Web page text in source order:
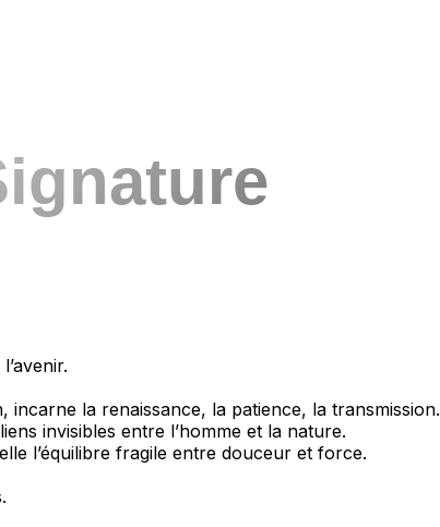
la renaissance, la patience, la transmission.
invisibles entre l’homme et la nature.
l’équilibre fragile entre douceur et force.